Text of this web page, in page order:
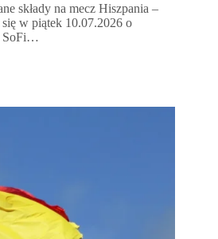
składy na mecz Hiszpania –
w piątek 10.07.2026 o
SoFi…